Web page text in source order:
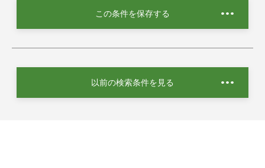
この条件を保存する
以前の検索条件を見る